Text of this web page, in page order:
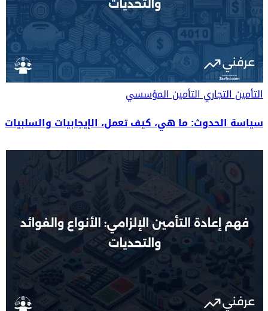
التأمين التجاريالتأمين المؤسسي
سياسة الحدوث: ما هي، كيف تعمل، الإيجابيات والسلبيات